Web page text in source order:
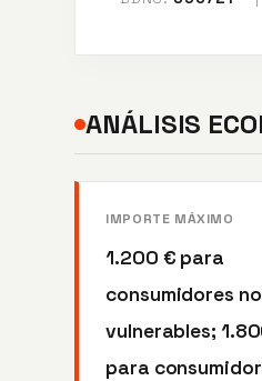
ANÁLISIS
IMPORTE MÁXIMO
1.200 € para
consumidores no
vulnerables;
para